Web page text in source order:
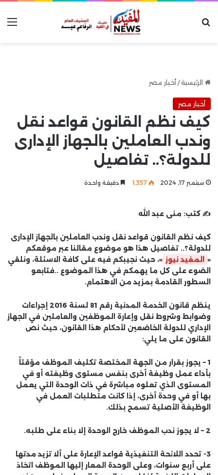
الرئيسية/ أخبار مصر
أخبار مصر
كيف نظم القانون قواعد نقل
وندب العاملين بالجهاز الإدارى
للدولة؟.. تفاصيل
سبتمبر 17, 2024 1٬357 دقيقة واحدة
✍️ كتب: منى عبد الله
كيف نظم القانون قواعد نقل وندب العاملين بالجهاز الإدارى
للدولة؟.. تفاصيل هذا هو موضوع مقالنا عبر موقعكم
«
المفيد نيوز »، حيث نجيبكم فيه على كافة الاسئلة، ونلقي
الضوء على كل ما يهمكم في هذا الموضوع ..فتابعو
السطور القادمة بمزيد من الاهتمام.
ينظم قانون الخدمة المدنية رقم 81 لسنة 2016 إجراءات
وضوابط وشروط نقل وإعارة الموظفين والعاملين في الجهاز
الإداري للدولة الخاضعين لأحكام هذا القانون، حيث نص
القانون على ما يلي:
1 – يجوز بقرار من الجهة المختصة تكليف الموظف مؤقتاً
بأداء عمل وظيفة أخرى بنفس مستوى وظيفته أو في
المستوى الذي تعلوه مباشرة في ذات الوحدة التي يعمل
بها أو في وحدة أخرى، إذا كانت متطلبات العمل في
الوظيفة الأصلية تسمح بذلك.
2 – لا يجوز ندب الموظف خارج الوحدة إلا بناء على طلبه.
3- تحدد اللائحة التنفيذية قواعد الإعارة على ألا تزيد مدتها
على أربع سنوات، وعلى الوحدة المعار إليها الموظف اتخاذ